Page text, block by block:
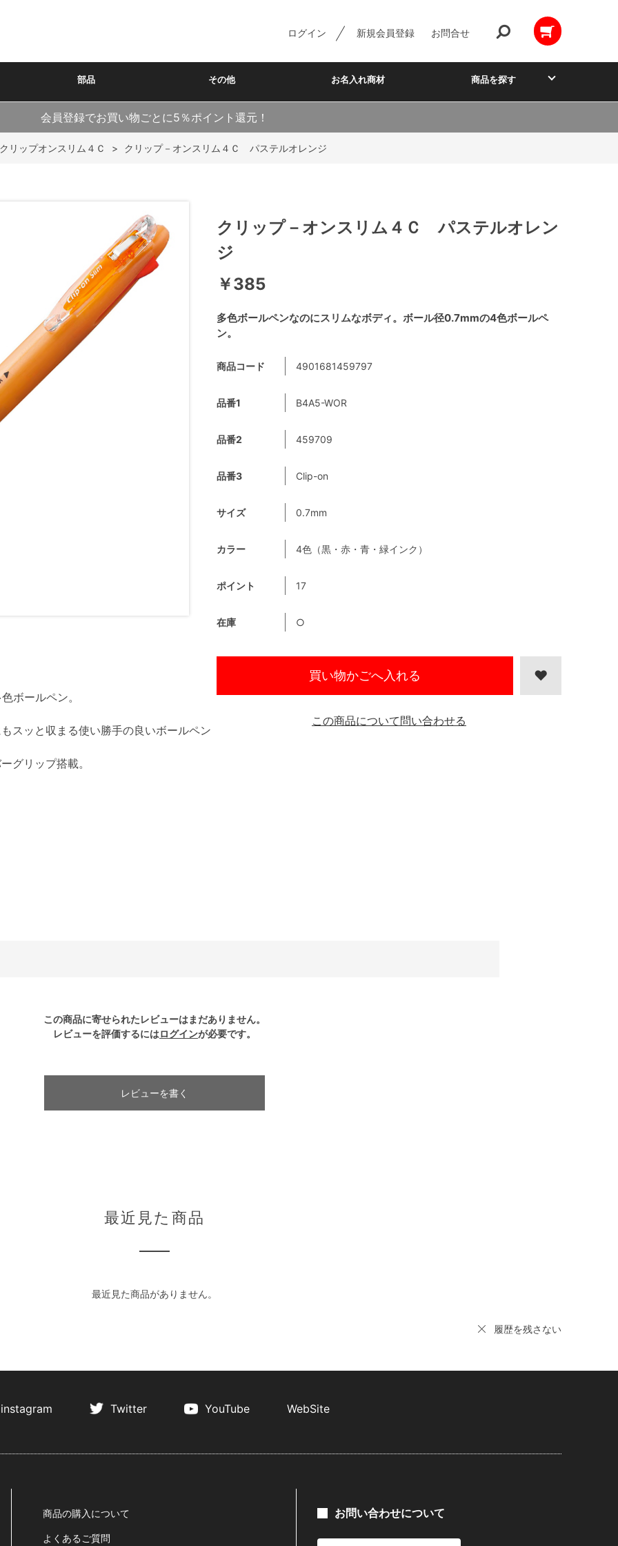
ログイン 新規会員登録 お問合せ
部品 その他 お名入れ商材 商品を探す
会員登録でお買い物ごとに5％ポイント還元！
クリップオンスリム４Ｃ > クリップ－オンスリム４Ｃ パステルオレンジ
ボールペン。
スッと収まる使い勝手の良いボールペン
グリップ搭載。
多色ボールペンなのにスリムなボディ。ボール径0.7mmの4色ボールペ
ン。
クリップ－オンスリム４Ｃ パステルオレン
ジ
￥385
商品コード 4901681459797
品番1 B4A5-WOR
品番2 459709
品番3 Clip-on
サイズ 0.7mm
カラー 4色（黒・赤・青・緑インク）
ポイント 17
在庫 ○
買い物かごへ入れる
この商品について問い合わせる
この商品に寄せられたレビューはまだありません。
レビューを評価するにはログインが必要です。
レビューを書く
最近見た商品
最近見た商品がありません。
履歴を残さない
instagram Twitter YouTube WebSite
商品の購入について
よくあるご質問
お問い合わせについて